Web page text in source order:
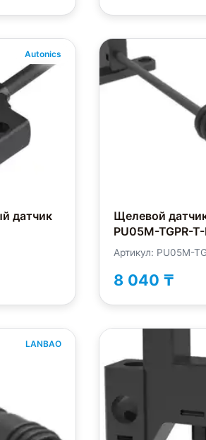
Autonics
датчик
Щелевой
PU05M-TGPR-
Артикул: PU05M-
8 040 ₸
LANBAO